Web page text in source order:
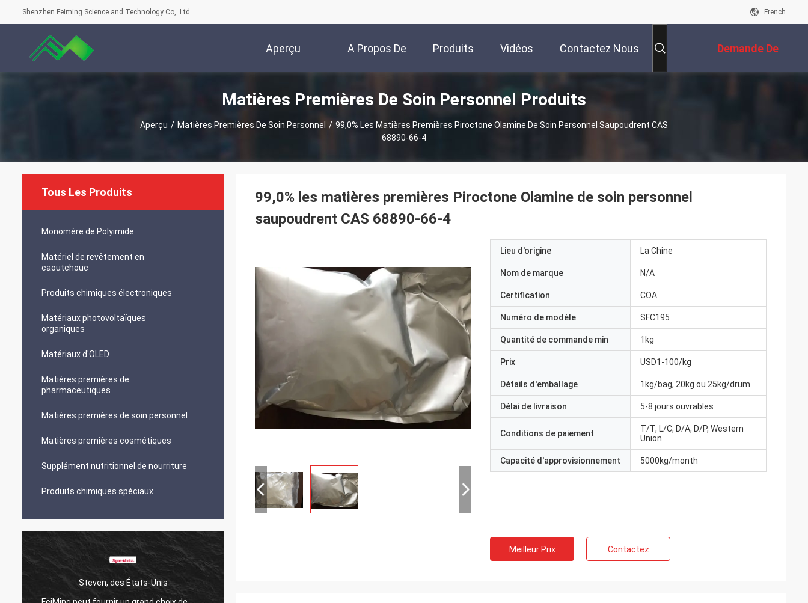
Shenzhen Feiming Science and Technology Co,. Ltd. French
Aperçu A Propos De
Nous
Produits Vidéos Contactez Nous Demande De
Soumission
Matières Premières De Soin Personnel Produits
Aperçu / Matières Premières De Soin Personnel / 99,0% Les Matières Premières Piroctone Olamine De Soin Personnel Saupoudrent CAS
68890-66-4
Tous Les Produits
Monomère de Polyimide
Matériel de revêtement en
caoutchouc
Produits chimiques électroniques
Matériaux photovoltaïques
organiques
Matériaux d'OLED
Matières premières de
pharmaceutiques
Matières premières de soin personnel
Matières premières cosmétiques
Supplément nutritionnel de nourriture
Produits chimiques spéciaux
Steven, des États-Unis
99,0% les matières premières Piroctone Olamine de soin personnel
saupoudrent CAS 68890-66-4
Lieu d'origine La Chine
Nom de marque N/A
Certification COA
Numéro de modèle SFC195
Quantité de commande min 1kg
Prix USD1-100/kg
Détails d'emballage 1kg/bag, 20kg ou 25kg/drum
Délai de livraison 5-8 jours ouvrables
Conditions de paiement
T/T, L/C, D/A, D/P, Western
Union
Capacité d'approvisionnement 5000kg/month
Meilleur Prix Contactez